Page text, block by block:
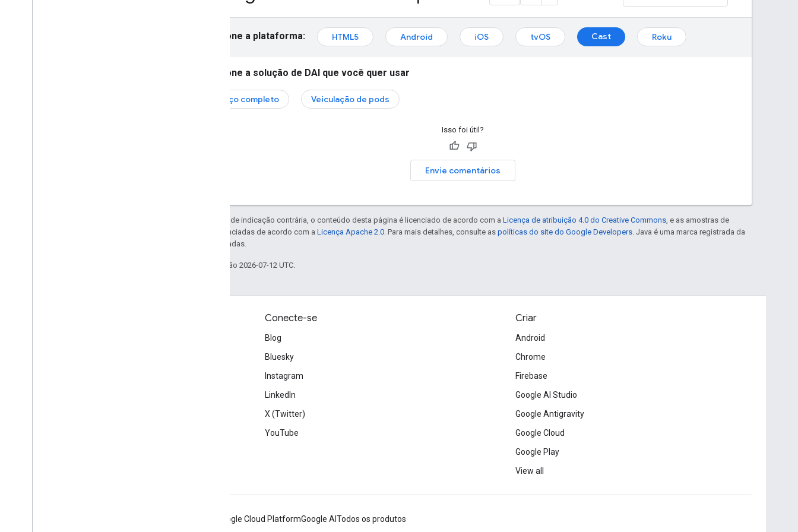
Selecione a plataforma: HTML5 Android iOS tvOS Cast Roku
Selecione a solução de DAI que você quer usar
Serviço completo Veiculação de pods
Isso foi útil?
Envie comentários
Exceto em caso de indicação contrária, o conteúdo desta página é licenciado de acordo com a Licença de atribuição 4.0 do Creative Commons , e as amostras de
código são licenciadas de acordo com a Licença Apache 2.0 . Para mais detalhes, consulte as políticas do site do Google Developers . Java é uma marca registrada da
Oracle e/ou afiliadas.
Última atualização 2026-07-12 UTC.
Conecte-se
Blog
Bluesky
Instagram
LinkedIn
X (Twitter)
YouTube
Criar
Android
Chrome
Firebase
Google AI Studio
Google Antigravity
Google Cloud
Google Play
View all
Google Cloud PlatformGoogle AI Todos os produtos